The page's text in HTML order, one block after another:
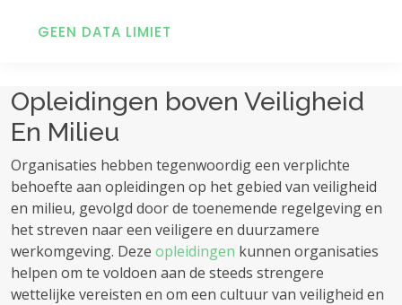
GEEN DATA LIMIET
Opleidingen boven Veiligheid
En Milieu
Organisaties hebben tegenwoordig een verplichte
behoefte aan opleidingen op het gebied van veiligheid
en milieu, gevolgd door de toenemende regelgeving en
het streven naar een veiligere en duurzamere
werkomgeving. Deze opleidingen kunnen organisaties
helpen om te voldoen aan de steeds strengere
wettelijke vereisten en om een ​​cultuur van veiligheid en